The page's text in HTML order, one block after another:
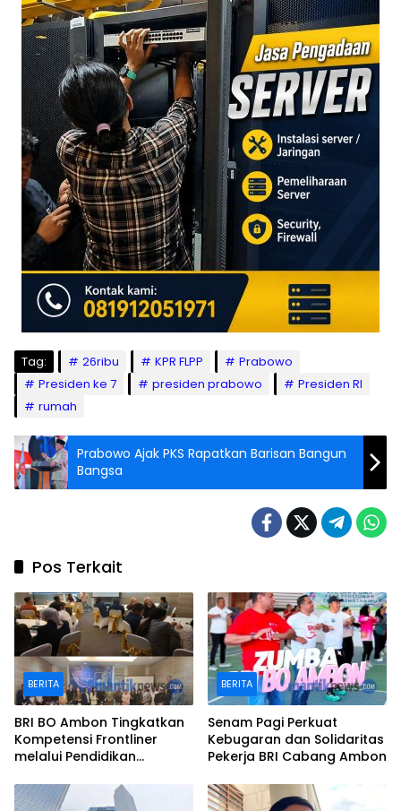
Tag: 26ribu KPR FLPP
Prabowo
Presiden ke 7
presiden prabowo
Presiden RI
rumah
Prabowo Ajak PKS Rapatkan Barisan Bangun
Bangsa
Pos Terkait
BERITA
BRI BO Ambon Tingkatkan
Kompetensi Frontliner
melalui Pendidikan
BERITA
Senam Pagi Perkuat
Kebugaran dan Solidaritas
Pekerja BRI Cabang Ambon